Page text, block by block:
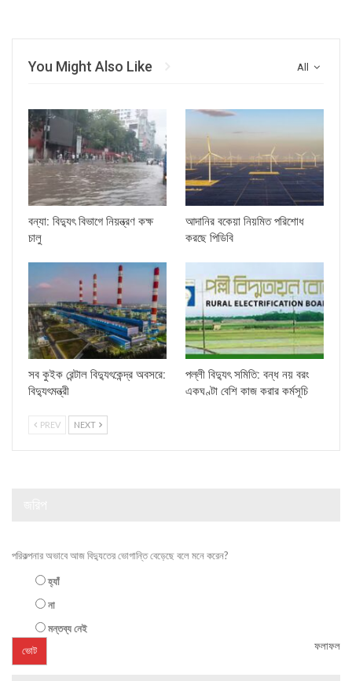
All
You Might Also Like
বন্যা: বিদ্যুৎ বিভাগে নিয়ন্ত্রণ কক্ষ
চালু
আদানির বকেয়া নিয়মিত পরিশোধ
করছে পিডিবি
সব কুইক রেন্টাল বিদ্যুৎকেন্দ্র অবসরে:
বিদ্যুৎমন্ত্রী
পল্লী বিদ্যুৎ সমিতি: বন্ধ নয় বরং
একঘণ্টা বেশি কাজ করার কর্মসূচি
PREV NEXT
পরিকল্পনার অভাবে আজ বিদ্যুতের ভোগান্তি বেড়েছে বলে মনে করেন?
হ্যাঁ
না
মন্তব্য নেই
ফলাফল